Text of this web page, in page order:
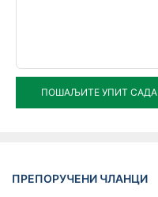
ПОШАЉИТЕ УПИТ САДА
ПРЕПОРУЧЕНИ ЧЛАНЦИ